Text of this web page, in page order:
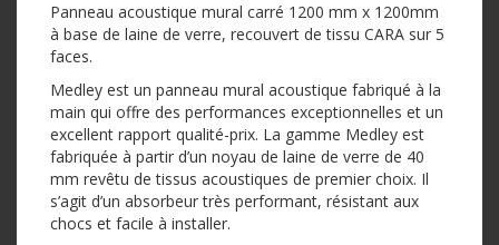
Panneau acoustique mural carré 1200 mm x 1200mm
à base de laine de verre, recouvert de tissu CARA sur 5
faces.
Medley est un panneau mural acoustique fabriqué à la
main qui offre des performances exceptionnelles et un
excellent rapport qualité-prix. La gamme Medley est
fabriquée à partir d’un noyau de laine de verre de 40
mm revêtu de tissus acoustiques de premier choix. Il
s’agit d’un absorbeur très performant, résistant aux
chocs et facile à installer.